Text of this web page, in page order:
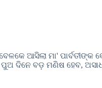
ଆସିଲା ମା' ପାର୍ବତୀଙ୍କ
ଦିନେ ବଡ଼ ମଣିଷ ହେବ,